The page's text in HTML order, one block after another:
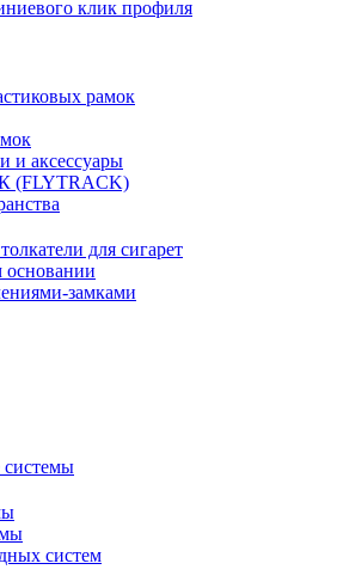
клик профиля
рамок
и аксессуары
(FLYTRACK)
для сигарет
основании
замками
систем